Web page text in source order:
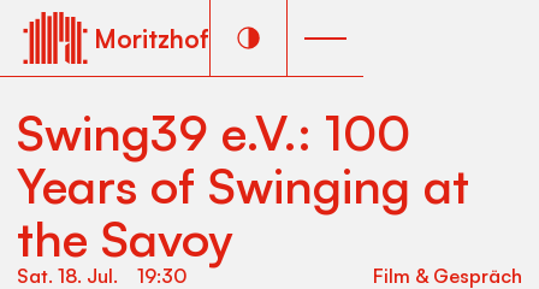
Moritzhof
Swing39 e.V.: 100
Years of Swinging at
the Savoy
Sat. 18. Jul. 19:30 Film & Gespräch